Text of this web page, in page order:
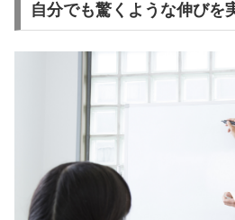
自分でも驚くような伸びを